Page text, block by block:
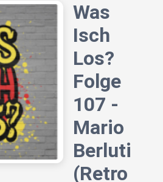
Was
Isch
Los?
Folge
107 -
Mario
Berluti
(Retro